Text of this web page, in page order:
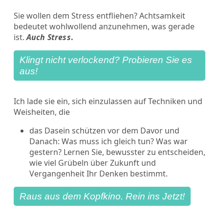
Sie wollen dem Stress entfliehen? Achtsamkeit
bedeutet wohlwollend anzunehmen, was gerade
ist.Auch Stress.
Klingt nicht verlockend? Probieren Sie es
aus!
Ich lade sie ein, sich einzulassen auf Techniken und
Weisheiten, die
das Dasein schützen vor dem Davor und
Danach: Was muss ich gleich tun? Was war
gestern? Lernen Sie, bewusster zu entscheiden,
wie viel Grübeln über Zukunft und
Vergangenheit Ihr Denken bestimmt.
Raus aus dem Kopfkino. Rein ins Jetzt!